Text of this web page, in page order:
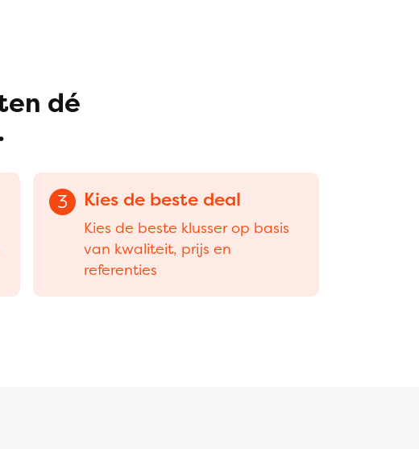
dé
3 Kies de beste deal
Kies de beste klusser op basis
van kwaliteit, prijs en
referenties